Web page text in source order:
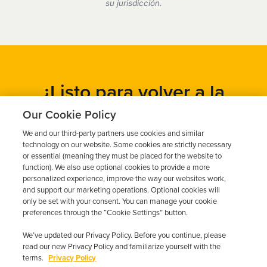
su jurisdicción.
¿Listo para volver a la
carretera?
Obtén un presupuesto gratuito en cuestión de minutos y
programa tu instalación hoy mismo.
Solicita un presupuesto gratuito
Our Cookie Policy
We and our third-party partners use cookies and similar
technology on our website. Some cookies are strictly necessary
or essential (meaning they must be placed for the website to
function). We also use optional cookies to provide a more
personalized experience, improve the way our websites work,
and support our marketing operations. Optional cookies will
only be set with your consent. You can manage your cookie
preferences through the “Cookie Settings” button.
We’ve updated our Privacy Policy. Before you continue, please
read our new Privacy Policy and familiarize yourself with the
terms. Privacy Policy